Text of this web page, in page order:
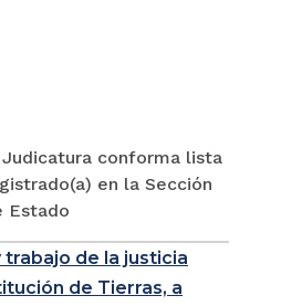
conforma lista
en la Sección
Estado
de la justicia
de Tierras, a